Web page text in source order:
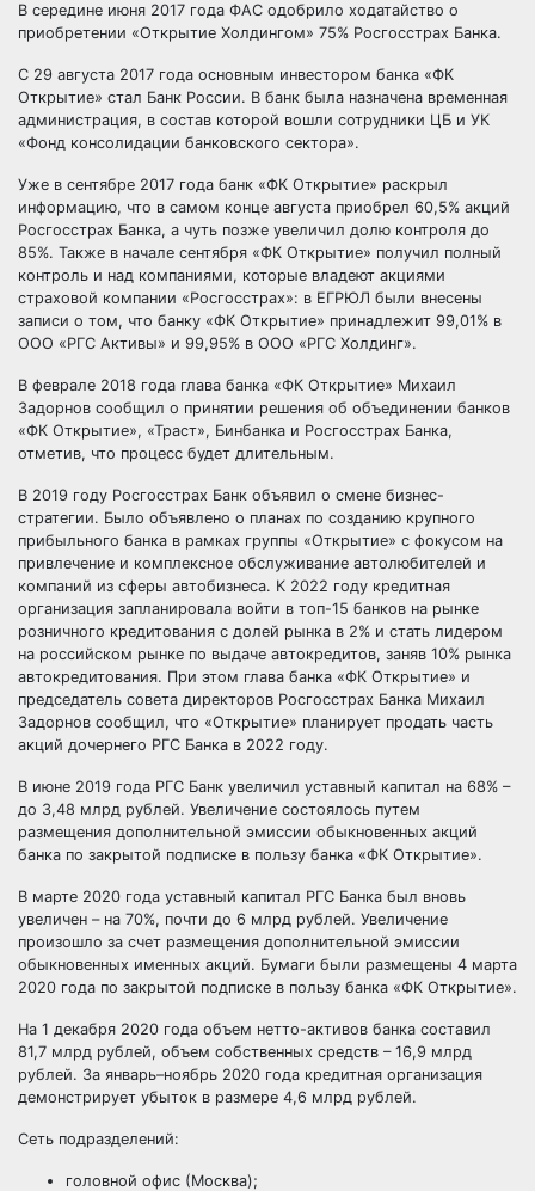
В середине июня 2017 года ФАС одобрило ходатайство о
приобретении «Открытие Холдингом» 75% Росгосстрах Банка.
С 29 августа 2017 года основным инвестором банка «ФК
Открытие» стал Банк России. В банк была назначена временная
администрация, в состав которой вошли сотрудники ЦБ и УК
«Фонд консолидации банковского сектора».
Уже в сентябре 2017 года банк «ФК Открытие» раскрыл
информацию, что в самом конце августа приобрел 60,5% акций
Росгосстрах Банка, а чуть позже увеличил долю контроля до
85%. Также в начале сентября «ФК Открытие» получил полный
контроль и над компаниями, которые владеют акциями
страховой компании «Росгосстрах»: в ЕГРЮЛ были внесены
записи о том, что банку «ФК Открытие» принадлежит 99,01% в
ООО «РГС Активы» и 99,95% в ООО «РГС Холдинг».
В феврале 2018 года глава банка «ФК Открытие» Михаил
Задорнов сообщил о принятии решения об объединении банков
«ФК Открытие», «Траст», Бинбанка и Росгосстрах Банка,
отметив, что процесс будет длительным.
В 2019 году Росгосстрах Банк объявил о смене бизнес-
стратегии. Было объявлено о планах по созданию крупного
прибыльного банка в рамках группы «Открытие» с фокусом на
привлечение и комплексное обслуживание автолюбителей и
компаний из сферы автобизнеса. К 2022 году кредитная
организация запланировала войти в топ-15 банков на рынке
розничного кредитования с долей рынка в 2% и стать лидером
на российском рынке по выдаче автокредитов, заняв 10% рынка
автокредитования. При этом глава банка «ФК Открытие» и
председатель совета директоров Росгосстрах Банка Михаил
Задорнов сообщил, что «Открытие» планирует продать часть
акций дочернего РГС Банка в 2022 году.
В июне 2019 года РГС Банк увеличил уставный капитал на 68% –
до 3,48 млрд рублей. Увеличение состоялось путем
размещения дополнительной эмиссии обыкновенных акций
банка по закрытой подписке в пользу банка «ФК Открытие».
В марте 2020 года уставный капитал РГС Банка был вновь
увеличен – на 70%, почти до 6 млрд рублей. Увеличение
произошло за счет размещения дополнительной эмиссии
обыкновенных именных акций. Бумаги были размещены 4 марта
2020 года по закрытой подписке в пользу банка «ФК Открытие».
На 1 декабря 2020 года объем нетто-активов банка составил
81,7 млрд рублей, объем собственных средств – 16,9 млрд
рублей. За январь–ноябрь 2020 года кредитная организация
демонстрирует убыток в размере 4,6 млрд рублей.
Сеть подразделений:
головной офис (Москва);